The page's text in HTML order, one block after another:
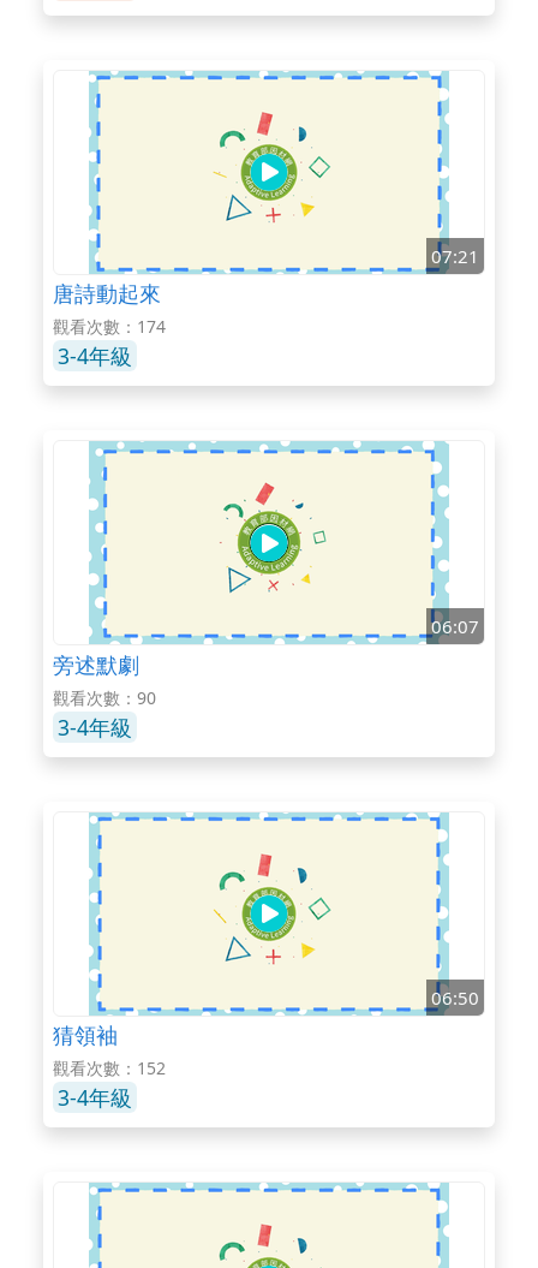
07:21
唐詩動起來
觀看次數：174
3-4年級
06:07
旁述默劇
觀看次數：90
3-4年級
06:50
猜領袖
觀看次數：152
3-4年級